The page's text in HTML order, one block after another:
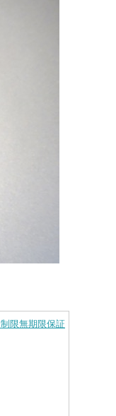
限無期限保証